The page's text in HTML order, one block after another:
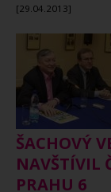
[29.04.2013]
ŠACHOVÝ
NAVŠTÍVIL
PRAHU 6